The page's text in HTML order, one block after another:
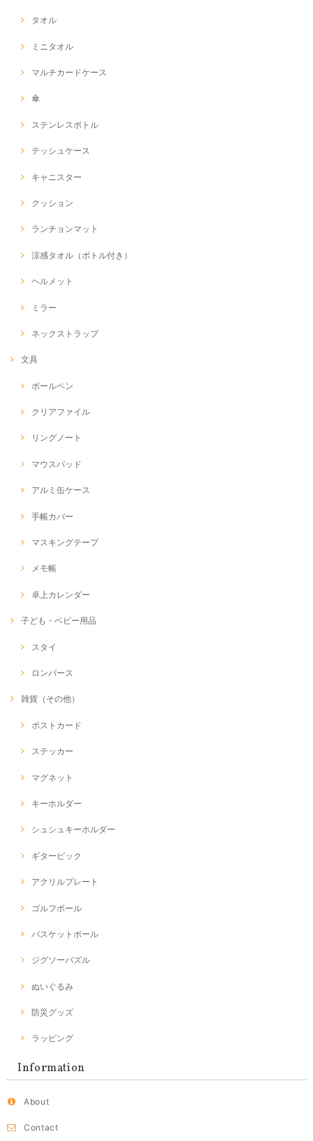
タオル
ミニタオル
マルチカードケース
傘
ステンレスボトル
テッシュケース
キャニスター
クッション
ランチョンマット
涼感タオル（ボトル付き）
ヘルメット
ミラー
ネックストラップ
文具
ボールペン
クリアファイル
リングノート
マウスパッド
アルミ缶ケース
手帳カバー
マスキングテープ
メモ帳
卓上カレンダー
子ども・ベビー用品
スタイ
ロンパース
雑貨（その他）
ポストカード
ステッカー
マグネット
キーホルダー
シュシュキーホルダー
ギターピック
アクリルプレート
ゴルフボール
バスケットボール
ジグソーパズル
ぬいぐるみ
防災グッズ
ラッピング
Information
About
Contact